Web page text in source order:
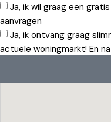
Ja, ik wil graag een
aanvragen
Ja, ik ontvang graag
actuele woningmarkt! En